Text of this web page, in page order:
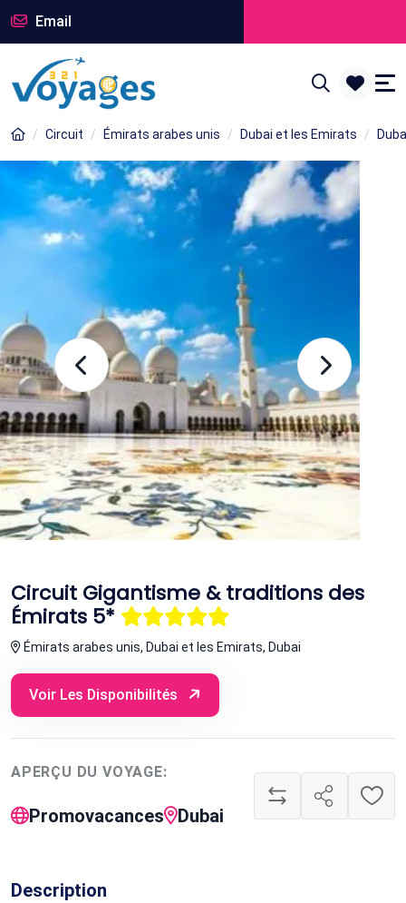
Email
Circuit Émirats arabes unis Dubai et les Emirats
Circuit Gigantisme & traditions des
Émirats 5*
Émirats arabes unis, Dubai et les Emirats, Dubai
Voir Les Disponibilités
APERÇU DU VOYAGE:
Promovacances Dubai
Description